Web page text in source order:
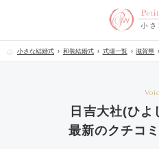
小さな結婚式 和装結婚式 式場一覧 滋賀県
日吉大社(ひよ
最新のクチコ